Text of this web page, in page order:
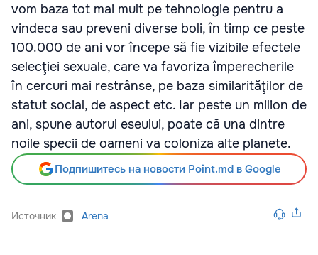
vom baza tot mai mult pe tehnologie pentru a
vindeca sau preveni diverse boli, în timp ce peste
100.000 de ani vor începe să fie vizibile efectele
selecţiei sexuale, care va favoriza împerecherile
în cercuri mai restrânse, pe baza similarităţilor de
statut social, de aspect etc. Iar peste un milion de
ani, spune autorul eseului, poate că una dintre
noile specii de oameni va coloniza alte planete.
Подпишитесь на новости Point.md в Google
Источник Arena